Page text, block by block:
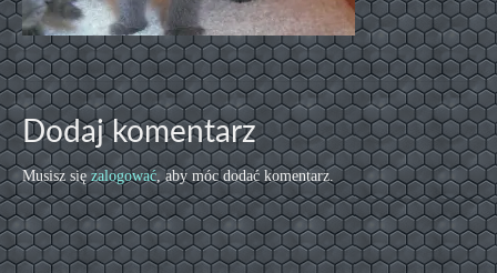
Dodaj komentarz
Musisz się zalogować, aby móc dodać komentarz.